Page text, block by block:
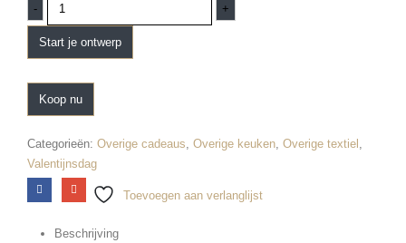
- +
Start je ontwerp
Koop nu
Categorieën: Overige cadeaus, Overige keuken, Overige textiel ,
Valentijnsdag
Toevoegen aan verlanglijst
Beschrijving